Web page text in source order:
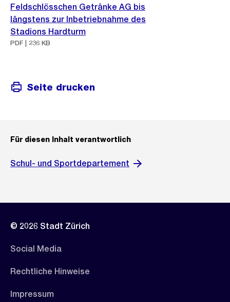
Feldschlösschen Getränke AG bis
längstens zur Inbetriebnahme des
Stadions Hardturm
PDF | 236 KB
Seite drucken
Für diesen Inhalt verantwortlich
Schul- und Sportdepartement
© 2026 Stadt Zürich
Social Media
Rechtliche Hinweise
Impressum